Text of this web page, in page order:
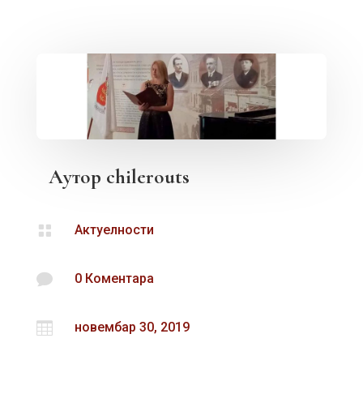
Аутор chilerouts
 Актуелности
 0 Коментара
 новембар 30, 2019